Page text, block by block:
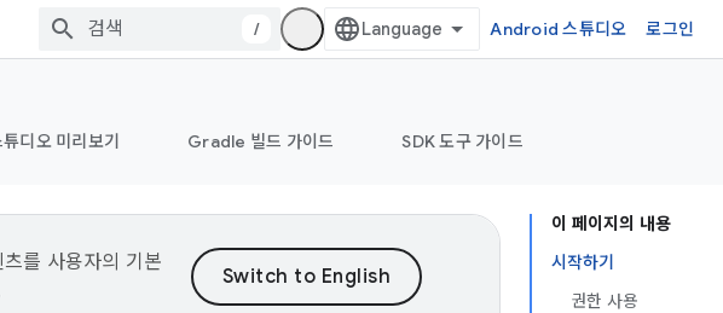
/ Android 스튜디오 로그인
디오 미리보기 Gradle 빌드 가이드 SDK 도구 가이드
이 페이지의 내용
시작하기
권한 사용
를 사용자의 기본